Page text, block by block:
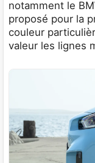
notamment le
proposé pour la
couleur
valeur les lignes